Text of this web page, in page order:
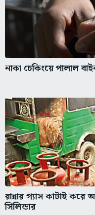
নাকা চেকিংয়ে পালাল
রান্নার গ্যাস কাটাই
সিলিন্ডার